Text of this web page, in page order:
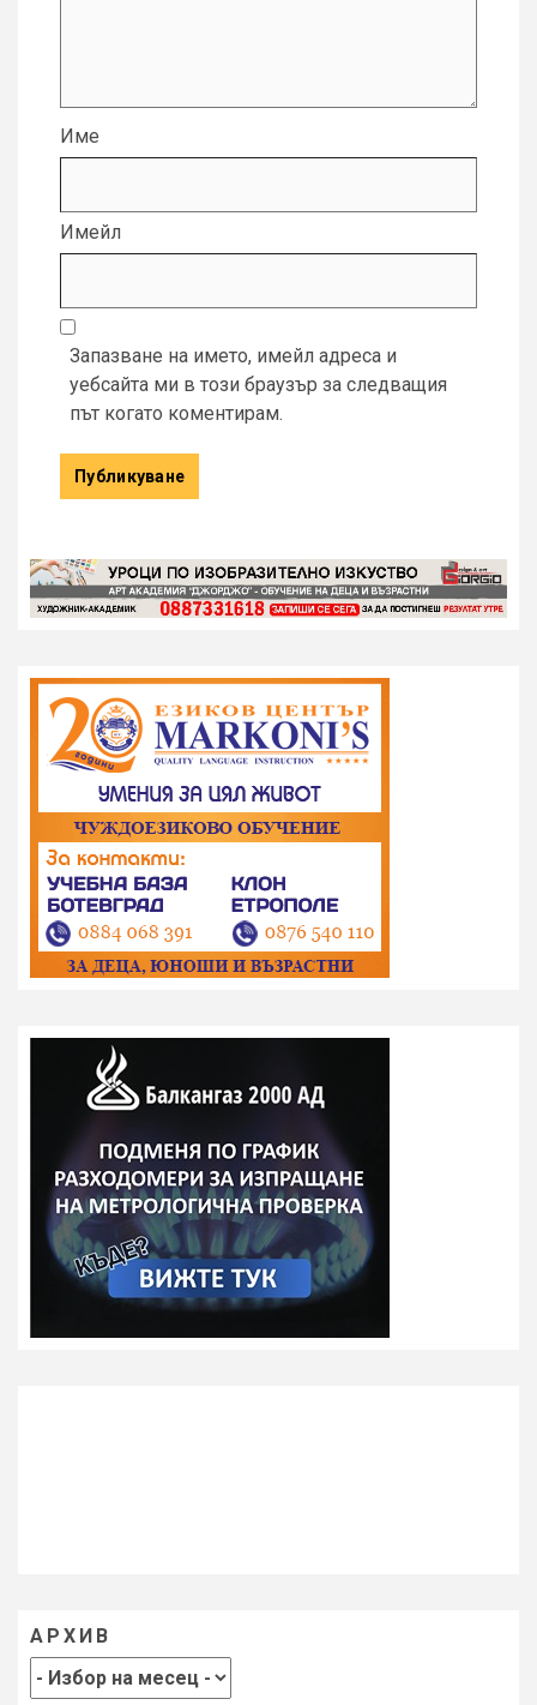
Име
Имейл
Запазване на името, имейл адреса и
уебсайта ми в този браузър за следващия
път когато коментирам.
АРХИВ